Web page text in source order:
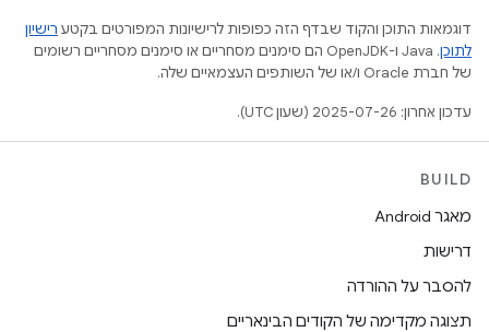
דוגמאות התוכן והקוד שבדף הזה כפופות לרישיונות המפורטים בקטע רישיון
לתוכן
.‏ Java ו-OpenJDK הם סימנים מסחריים או סימנים מסחריים רשומים
של חברת Oracle ו/או של השותפים העצמאיים שלה.
עדכון אחרון: 2025-07-26 (שעון UTC).
BUILD
מאגר Android
דרישות
להסבר על ההורדה
תצוגה מקדימה של הקודים הבינאריים